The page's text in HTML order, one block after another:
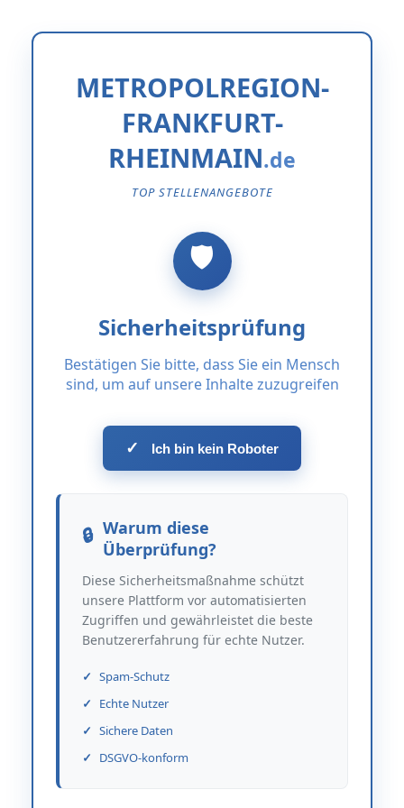
METROPOLREGION-
FRANKFURT-
RHEINMAIN
TOP STELLENANGEBOTE
Sicherheitsprüfung
Bestätigen Sie bitte, dass Sie ein Mensch
sind, um auf unsere Inhalte zuzugreifen
✓ Ich bin kein Roboter
Warum diese
Überprüfung?
Diese Sicherheitsmaßnahme schützt
unsere Plattform vor automatisierten
Zugriffen und gewährleistet die beste
Benutzererfahrung für echte Nutzer.
Spam-Schutz
Echte Nutzer
Sichere Daten
DSGVO-konform